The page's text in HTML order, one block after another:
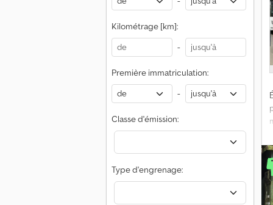
Kilométrage [km]:
-
Première immatriculation:
-
Classe d'émission:
Type d'engrenage: